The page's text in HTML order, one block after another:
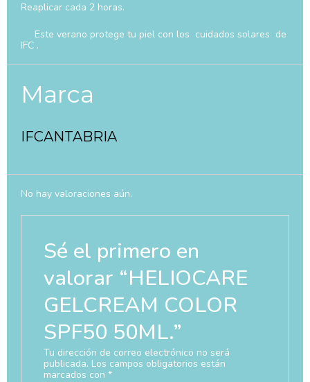
Reaplicar cada 2 horas.
Este verano protege tu piel con los cuidados solares de
IFC .
Marca
IFCANTABRIA
No hay valoraciones aún.
Sé el primero en
valorar “HELIOCARE
GELCREAM COLOR
SPF50 50ML.”
Tu dirección de correo electrónico no será
publicada. Los campos obligatorios están
marcados con *